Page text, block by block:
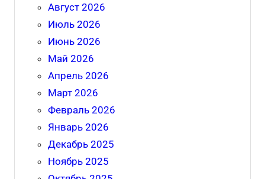
Август 2026
Июль 2026
Июнь 2026
Май 2026
Апрель 2026
Март 2026
Февраль 2026
Январь 2026
Декабрь 2025
Ноябрь 2025